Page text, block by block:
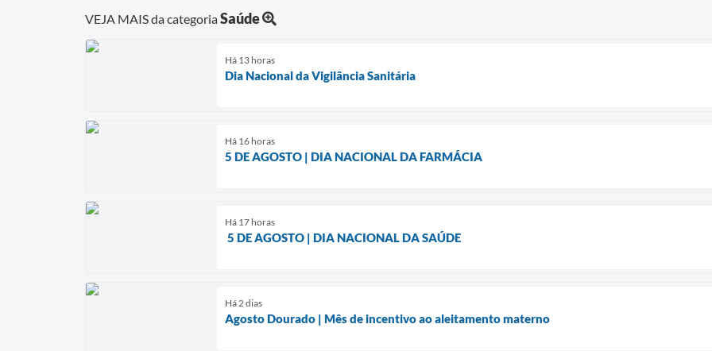
VEJA MAIS da categoriaSaúde
Há 13 horas
Dia Nacional da Vigilância Sanitária
Há 16 horas
5 DE AGOSTO | DIA NACIONAL DA FARMÁCIA
Há 17 horas
5 DE AGOSTO | DIA NACIONAL DA SAÚDE
Há 2 dias
Agosto Dourado | Mês de incentivo ao aleitamento materno